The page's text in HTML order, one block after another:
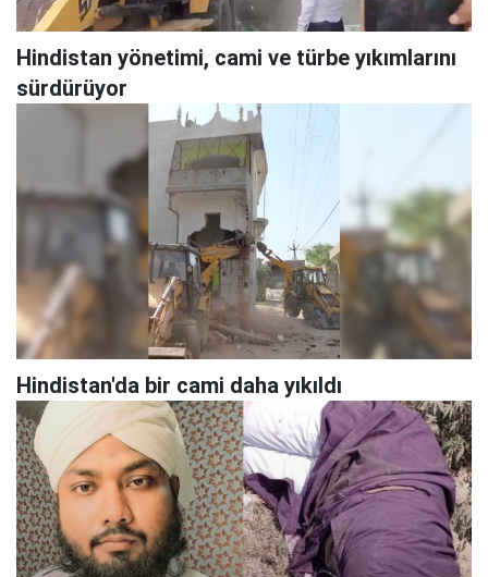
Hindistan yönetimi, cami ve türbe yıkımlarını
sürdürüyor
Hindistan'da bir cami daha yıkıldı